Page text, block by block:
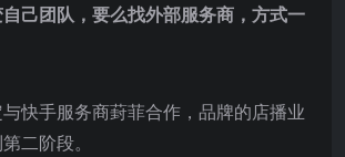
己团队，要么找外部服务商，方式一
快手服务商葑菲合作，品牌的店播业
二阶段。